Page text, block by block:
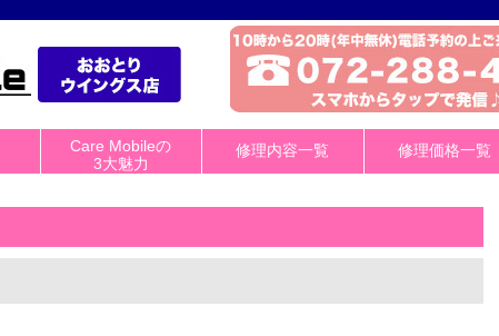
Care Mobileの
3大魅力
修理内容一覧 修理価格一覧